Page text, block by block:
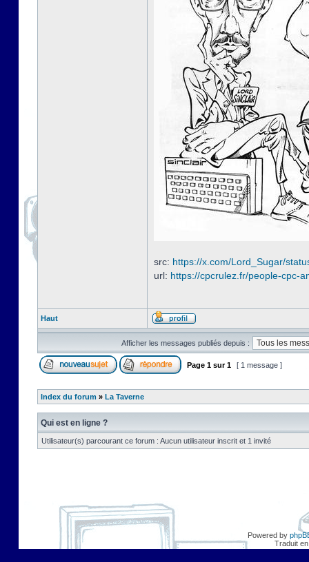
src: https://x.com/Lord_Sugar/
url: https://cpcrulez.fr/people-cpc-
Haut
Afficher les messages publiés depuis :
Page 1 sur1 [ 1 message ]
Index du forum » La Taverne
Qui est en ligne ?
Utilisateur(s) parcourant ce forum : Aucun utilisateur inscrit et 1 invité
Powered by
Traduit